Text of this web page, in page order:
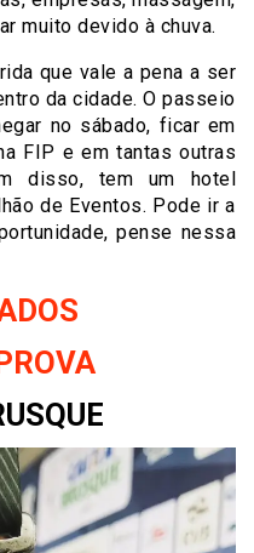
muito devido à chuva.
que vale a pena a ser
da cidade. O passeio
no sábado, ficar em
FIP e em tantas outras
disso, tem um hotel
de Eventos. Pode ir a
pense nessa